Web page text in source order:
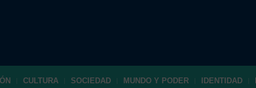
CULTURA SOCIEDAD MUNDO Y PODER IDENTIDAD